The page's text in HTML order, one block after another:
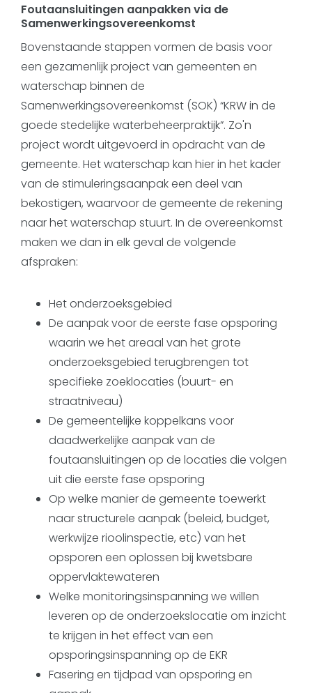
Foutaansluitingen aanpakken via de
Samenwerkingsovereenkomst
Bovenstaande stappen vormen de basis voor
een gezamenlijk project van gemeenten en
waterschap binnen de
Samenwerkingsovereenkomst (SOK) “KRW in de
goede stedelijke waterbeheerpraktijk”. Zo'n
project wordt uitgevoerd in opdracht van de
gemeente. Het waterschap kan hier in het kader
van de stimuleringsaanpak een deel van
bekostigen, waarvoor de gemeente de rekening
naar het waterschap stuurt. In de overeenkomst
maken we dan in elk geval de volgende
afspraken:
Het onderzoeksgebied
De aanpak voor de eerste fase opsporing
waarin we het areaal van het grote
onderzoeksgebied terugbrengen tot
specifieke zoeklocaties (buurt- en
straatniveau)
De gemeentelijke koppelkans voor
daadwerkelijke aanpak van de
foutaansluitingen op de locaties die volgen
uit die eerste fase opsporing
Op welke manier de gemeente toewerkt
naar structurele aanpak (beleid, budget,
werkwijze rioolinspectie, etc) van het
opsporen een oplossen bij kwetsbare
oppervlaktewateren
Welke monitoringsinspanning we willen
leveren op de onderzoekslocatie om inzicht
te krijgen in het effect van een
opsporingsinspanning op de EKR
Fasering en tijdpad van opsporing en